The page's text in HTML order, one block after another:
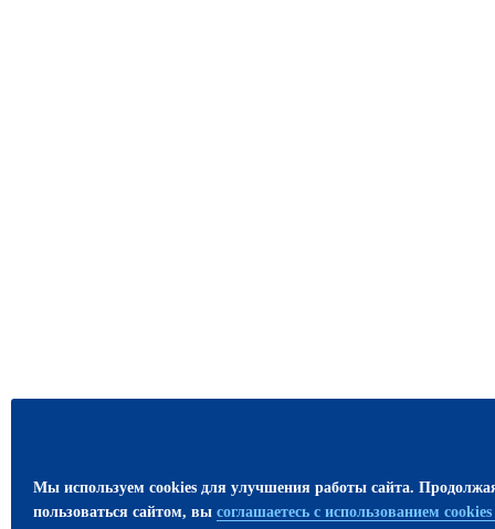
Мы используем cookies для улучшения работы сайта.
пользоваться сайтом, вы соглашаетесь с использованием cookies